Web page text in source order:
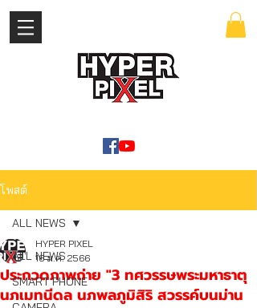
โพสต์
ALL NEWS
SMART PHONE
ALL NEWS
ประกวดภาพถ่าย "3 ทศวรรษพระมหาธาตุ
นภเมทนีดล นภพลภูมิสิริ สวรรค์บนม่าน
HYPER PIXEL
16 ม.ค. 2566